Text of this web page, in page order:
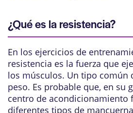
¿Qué es la resistencia?
En los ejercicios de
resistencia es la fuerza que
los músculos. Un tipo común
peso. Es probable que, en su
centro de acondicionamiento
diferentes tipos de